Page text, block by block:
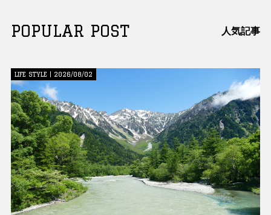
POPULAR POST 人気記事
LIFE STYLE | 2026/08/02